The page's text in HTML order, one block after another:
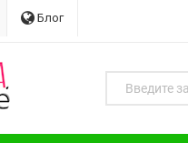
Блог